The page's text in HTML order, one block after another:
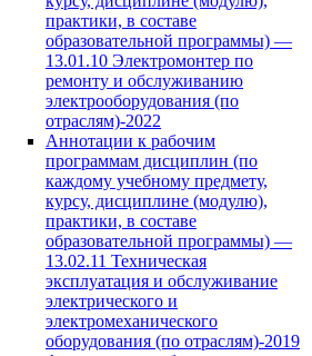
практики, в составе
образовательной программы) —
13.01.10 Электромонтер по
ремонту и обслуживанию
электрооборудования (по
отраслям)-2022
Аннотации к рабочим
программам дисциплин (по
каждому учебному предмету,
курсу, дисциплине (модулю),
практики, в составе
образовательной программы) —
13.02.11 Техническая
эксплуатация и обслуживание
электрического и
электромеханического
оборудования (по отраслям)-2019